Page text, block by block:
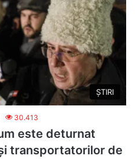
ȘTIRI
30.413
este deturnat
transportatorilor de